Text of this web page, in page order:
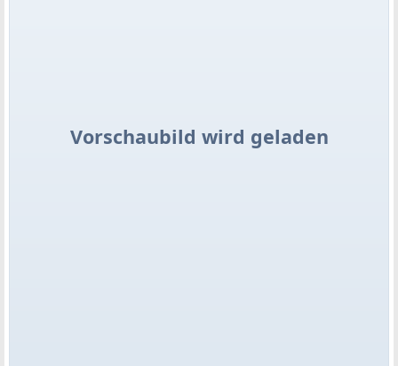
Vorschaubild wird geladen